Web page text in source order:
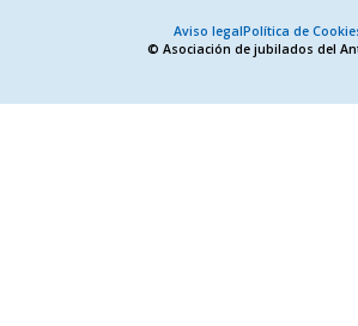
© Asociación de jubilados del
Aviso legalPolítica de